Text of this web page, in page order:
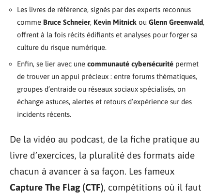
Les livres de référence, signés par des experts reconnus
comme Bruce Schneier, Kevin Mitnick ou Glenn Greenwald,
offrent à la fois récits édifiants et analyses pour forger sa
culture du risque numérique.
Enfin, se lier avec une communauté cybersécurité permet
de trouver un appui précieux : entre forums thématiques,
groupes d’entraide ou réseaux sociaux spécialisés, on
échange astuces, alertes et retours d’expérience sur des
incidents récents.
De la vidéo au podcast, de la fiche pratique au
livre d’exercices, la pluralité des formats aide
chacun à avancer à sa façon. Les fameux
Capture The Flag (CTF), compétitions où il faut